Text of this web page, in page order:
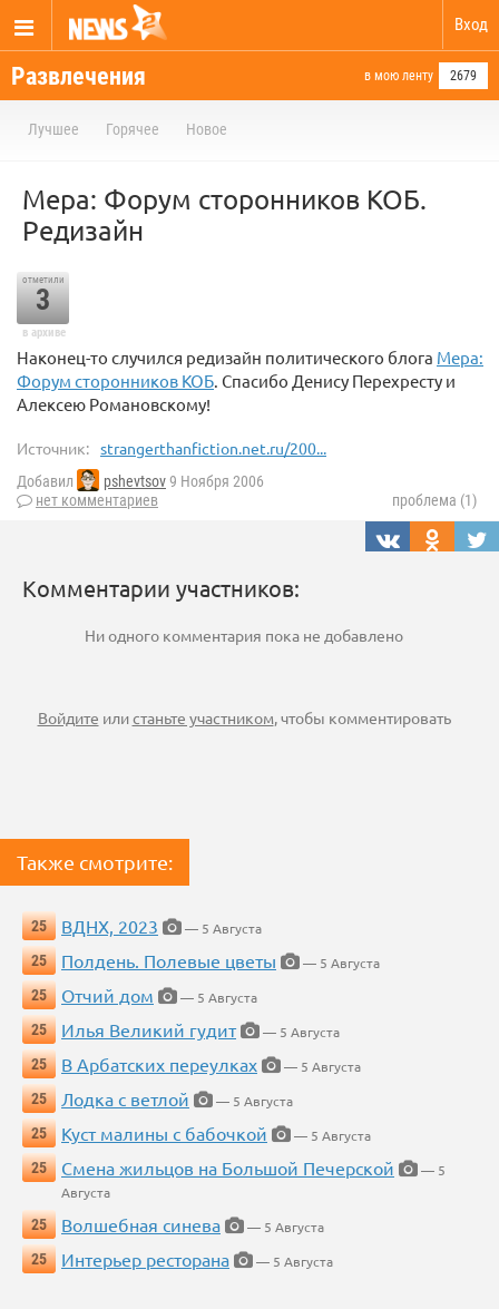
Вход
Развлечения в мою ленту 2679
Лучшее Горячее Новое
Мера: Форум сторонников КОБ.
Редизайн
отметили
3
в архиве
Наконец-то случился редизайн политического блога Мера:
Форум сторонников КОБ. Спасибо Денису Перехресту и
Алексею Романовскому!
Источник: strangerthanfiction.net.ru/200...
Добавил pshevtsov9 Ноября 2006
нет комментариев
проблема (1)
Комментарии участников:
Ни одного комментария пока не добавлено
Войдите илистаньте участником, чтобы комментировать
Также смотрите:
25 ВДНХ, 2023
— 5 Августа
25
Полдень. Полевые цветы
— 5 Августа
25
Отчий дом
— 5 Августа
25
Илья Великий гудит
— 5 Августа
25
В Арбатских переулках
— 5 Августа
25
Лодка с ветлой
— 5 Августа
25
Куст малины с бабочкой
— 5 Августа
25
Смена жильцов на Большой Печерской
— 5
Августа
25
Волшебная синева
— 5 Августа
25
Интерьер ресторана — 5 Августа